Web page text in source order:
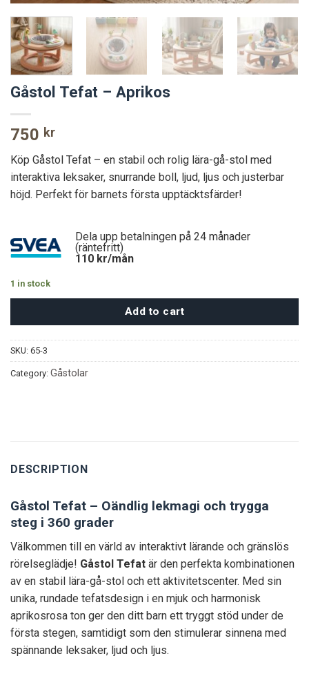
Gåstol Tefat – Aprikos
750 kr
Köp Gåstol Tefat – en stabil och rolig lära-gå-stol med
interaktiva leksaker, snurrande boll, ljud, ljus och justerbar
höjd. Perfekt för barnets första upptäcktsfärder!
Dela upp betalningen på 24 månader
(räntefritt)
110 kr/mån
1 in stock
Add to cart
SKU: 65-3
Category: Gåstolar
DESCRIPTION
Gåstol Tefat – Oändlig lekmagi och trygga
steg i 360 grader
Välkommen till en värld av interaktivt lärande och gränslös
rörelseglädje! Gåstol Tefat är den perfekta kombinationen
av en stabil lära-gå-stol och ett aktivitetscenter. Med sin
unika, rundade tefatsdesign i en mjuk och harmonisk
aprikosrosa ton ger den ditt barn ett tryggt stöd under de
första stegen, samtidigt som den stimulerar sinnena med
spännande leksaker, ljud och ljus.